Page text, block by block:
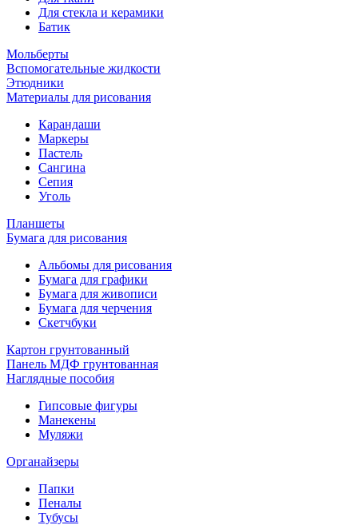
Для стекла и керамики
Батик
Мольберты
Вспомогательные жидкости
Этюдники
Материалы для рисования
Карандаши
Маркеры
Пастель
Сангина
Сепия
Уголь
Планшеты
Бумага для рисования
Альбомы для рисования
Бумага для графики
Бумага для живописи
Бумага для черчения
Скетчбуки
Картон грунтованный
Панель МДФ грунтованная
Наглядные пособия
Гипсовые фигуры
Манекены
Муляжи
Органайзеры
Папки
Пеналы
Тубусы